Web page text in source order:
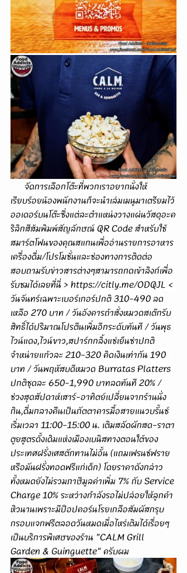
เรียบร้อยน้องพนักงานก็จะนำเล่มเมนูมาเตรียมไว้
ออเดอร์บนโต๊ะซึ่งแต่ละตำแหน่งวางแผ่นวัสดุอะค
ริลิกสีส้มพิมพ์สัญลักษณ์ QR Code สำหรับใช้
สมาร์ตโฟนของคุณสแกนเพื่ออ่านรายการอาหาร
เครื่องดื่ม/โปรโมชั่นและช่องทางการติดต่อ
สอบถามรับข่าวสารต่างๆสามารถกดเข้าลิงก์เพื่อ
รับชมได้เลยที่นี่ > https://citly.me/ODQJL <
วันจันทร์เฉพาะเบอร์เกอร์ปกติ 310-490 ลด
เหลือ 270 บาท / วันอังคารถ้าสั่งหมวดสเต๊กรับ
สิทธิ์ได้ปริมาณโปรตีนเพิ่มอีกระดับทันที / วันพุธ
ไวน์แดง,ไวน์ขาว,สปาร์กกลิ้งแช่เย็นซ่าปกติ
จำหน่ายแก้วละ 210-320 คิดเงินเท่ากัน 190
บาท / วันพฤหัสบดีหมวด Burratas Platters
ปกติชุดละ 650-1,990 บาทลดทันที 20% /
ช่วงสุดสัปดาห์เสาร์-อาทิตย์เปลี่ยนจากร้านนั่ง
กิน,ดื่มกลางคืนเป็นภัตตาคารมื้อสายแนวบรั้นช์
เริ่มเวลา 11:00-15:00 น. เติมสลัดผักสด-ราตา
ตูยสูตรดั้งเดิมแห่งเมืองเบนิสทางตอนใต้ของ
ประเทศฝรั่งเศสตักทานไม่อั้น (แถมเฟรนช์ฟราย
หรือมันฝรั่งทอดฟรีแก่เด็ก) โดยราคาดังกล่าว
ทั้งหมดยังไม่รวมภาษีมูลค่าเพิ่ม 7% กับ Service
Charge 10% ระหว่างกำลังรอไม่ปล่อยให้ลูกค้า
หิวนานเพราะมีป็อปคอร์นโรยเกลือสัมผัสกรุบ
กรอบแจกฟรีตลอดวันหมดเมื่อไหร่เติมได้เรื่อยๆ
เป็นบริการพิเศษของร้าน "CALM Grill
Garden & Guinguette" ครับผม